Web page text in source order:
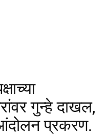
गुन्हे दाखल,
आंदोलन प्रकरण.